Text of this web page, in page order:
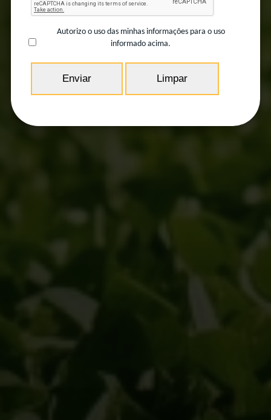
Autorizo o uso das minhas informações para o uso
informado acima.